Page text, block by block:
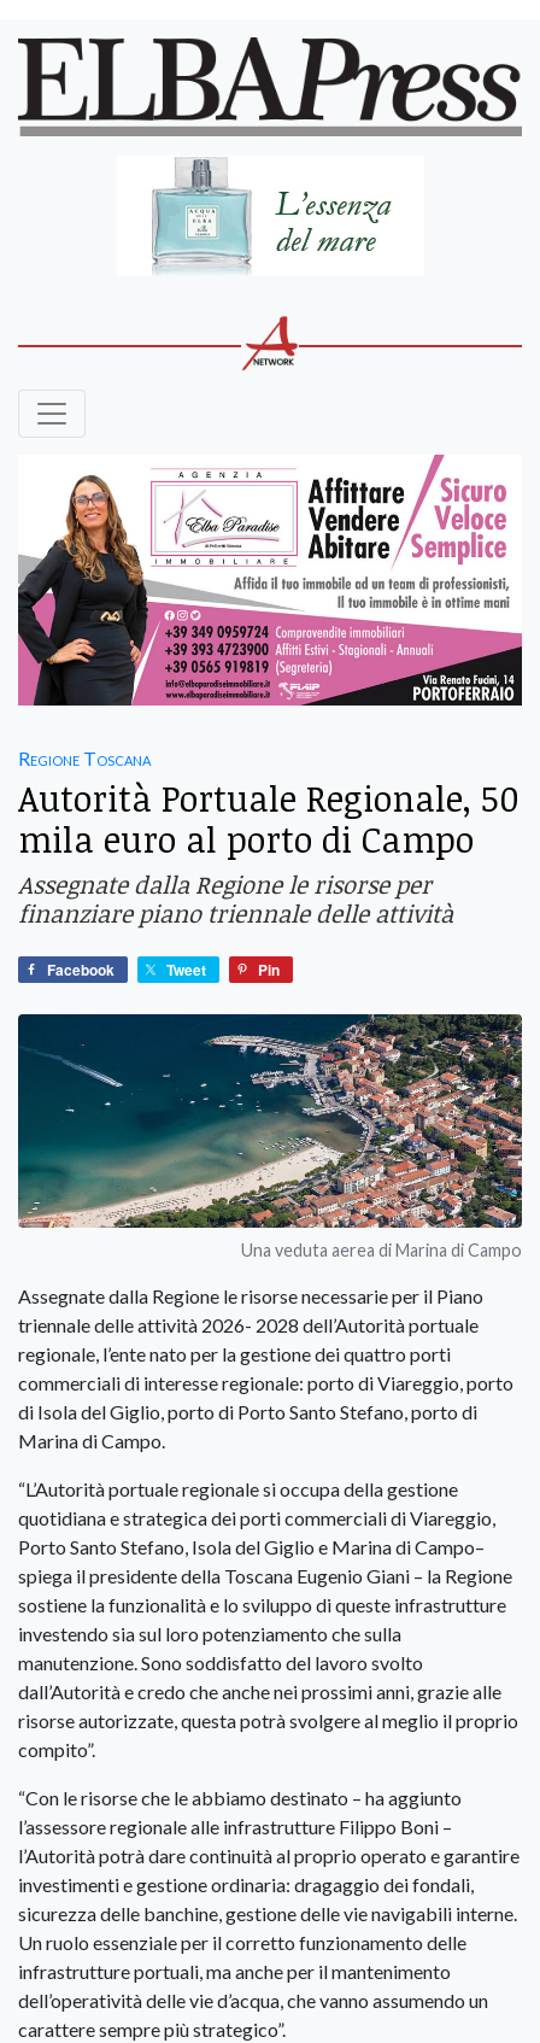
Regione Toscana
Autorità Portuale Regionale, 50
mila euro al porto di Campo
Assegnate dalla Regione le risorse per
finanziare piano triennale delle attività
Facebook Tweet Pin
Una veduta aerea di Marina di Campo
Assegnate dalla Regione le risorse necessarie per il Piano
triennale delle attività 2026- 2028 dell’Autorità portuale
regionale, l’ente nato per la gestione dei quattro porti
commerciali di interesse regionale: porto di Viareggio, porto
di Isola del Giglio, porto di Porto Santo Stefano, porto di
Marina di Campo.
“L’Autorità portuale regionale si occupa della gestione
quotidiana e strategica dei porti commerciali di Viareggio,
Porto Santo Stefano, Isola del Giglio e Marina di Campo–
spiega il presidente della Toscana Eugenio Giani – la Regione
sostiene la funzionalità e lo sviluppo di queste infrastrutture
investendo sia sul loro potenziamento che sulla
manutenzione. Sono soddisfatto del lavoro svolto
dall’Autorità e credo che anche nei prossimi anni, grazie alle
risorse autorizzate, questa potrà svolgere al meglio il proprio
compito”.
“Con le risorse che le abbiamo destinato – ha aggiunto
l’assessore regionale alle infrastrutture Filippo Boni –
l’Autorità potrà dare continuità al proprio operato e garantire
investimenti e gestione ordinaria: dragaggio dei fondali,
sicurezza delle banchine, gestione delle vie navigabili interne.
Un ruolo essenziale per il corretto funzionamento delle
infrastrutture portuali, ma anche per il mantenimento
dell’operatività delle vie d’acqua, che vanno assumendo un
carattere sempre più strategico”.